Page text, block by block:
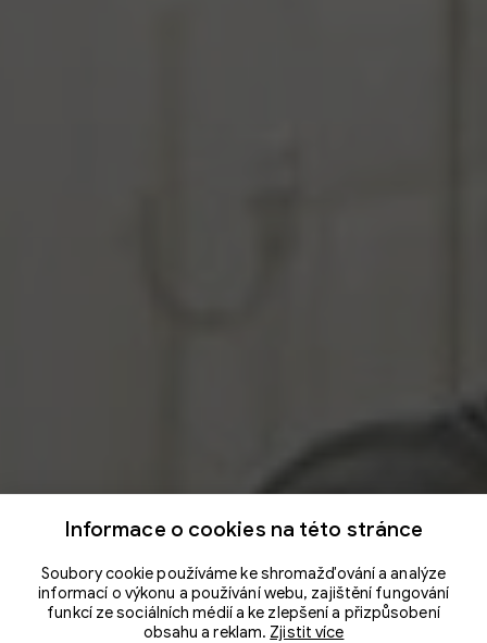
Informace o cookies na této stránce
Soubory cookie používáme ke shromažďování a analýze
informací o výkonu a používání webu, zajištění fungování
funkcí ze sociálních médií a ke zlepšení a přizpůsobení
obsahu a reklam. Zjistit více